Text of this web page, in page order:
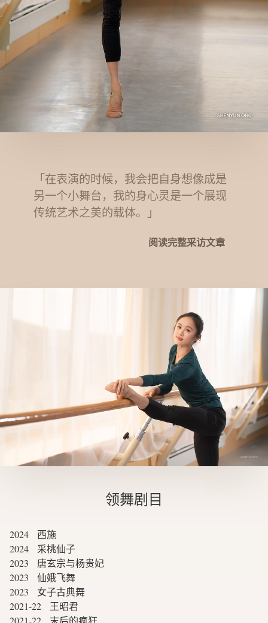
「在表演的时候，我会把自身想像成是
另一个小舞台，我的身心灵是一个展现
传统艺术之美的载体。」
阅读完整采访文章
领舞剧目
2024 西施
2024 采桃仙子
2023 唐玄宗与杨贵妃
2023 仙娥飞舞
2023 女子古典舞
2021-22 王昭君